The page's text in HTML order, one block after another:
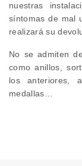
nuestras
síntomas de mal
realizará su
No se admiten
como anillos,
los anteriores,
medallas…